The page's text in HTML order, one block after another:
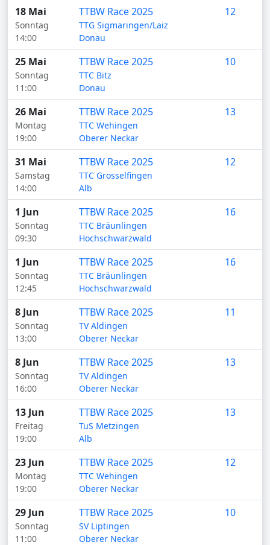
18 Mai
Sonntag
14:00
TTBW Race 2025
TTG Sigmaringen/Laiz
Donau
12
25 Mai
Sonntag
11:00
TTBW Race 2025
TTC Bitz
Donau
10
26 Mai
Montag
19:00
TTBW Race 2025
TTC Wehingen
Oberer Neckar
13
31 Mai
Samstag
14:00
TTBW Race 2025
TTC Grosselfingen
Alb
12
1 Jun
Sonntag
09:30
TTBW Race 2025
TTC Bräunlingen
Hochschwarzwald
16
1 Jun
Sonntag
12:45
TTBW Race 2025
TTC Bräunlingen
Hochschwarzwald
16
8 Jun
Sonntag
13:00
TTBW Race 2025
TV Aldingen
Oberer Neckar
11
8 Jun
Sonntag
16:00
TTBW Race 2025
TV Aldingen
Oberer Neckar
13
13 Jun
Freitag
19:00
TTBW Race 2025
TuS Metzingen
Alb
13
23 Jun
Montag
19:00
TTBW Race 2025
TTC Wehingen
Oberer Neckar
12
29 Jun
Sonntag
11:00
TTBW Race 2025
SV Liptingen
Oberer Neckar
10